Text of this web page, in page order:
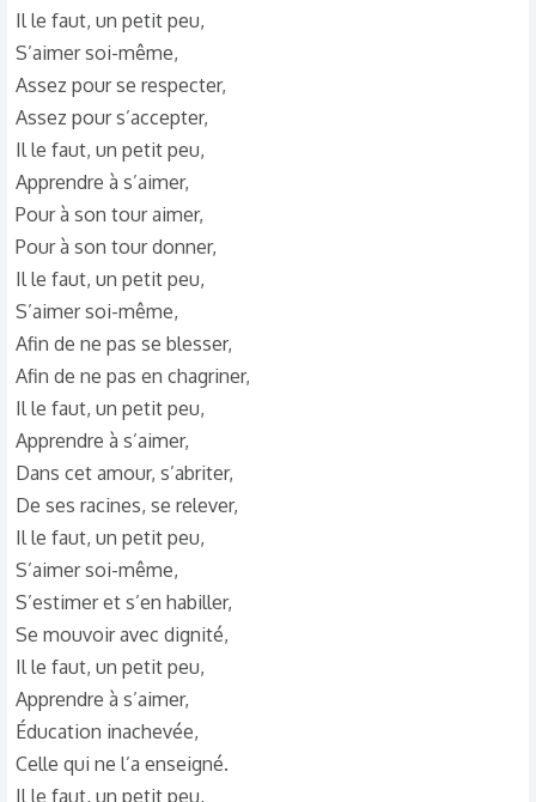
Il le faut, un petit peu,
S’aimer soi-même,
Assez pour se respecter,
Assez pour s’accepter,
Il le faut, un petit peu,
Apprendre à s’aimer,
Pour à son tour aimer,
Pour à son tour donner,
Il le faut, un petit peu,
S’aimer soi-même,
Afin de ne pas se blesser,
Afin de ne pas en chagriner,
Il le faut, un petit peu,
Apprendre à s’aimer,
Dans cet amour, s’abriter,
De ses racines, se relever,
Il le faut, un petit peu,
S’aimer soi-même,
S’estimer et s’en habiller,
Se mouvoir avec dignité,
Il le faut, un petit peu,
Apprendre à s’aimer,
Éducation inachevée,
Celle qui ne l’a enseigné.
Il le faut, un petit peu,